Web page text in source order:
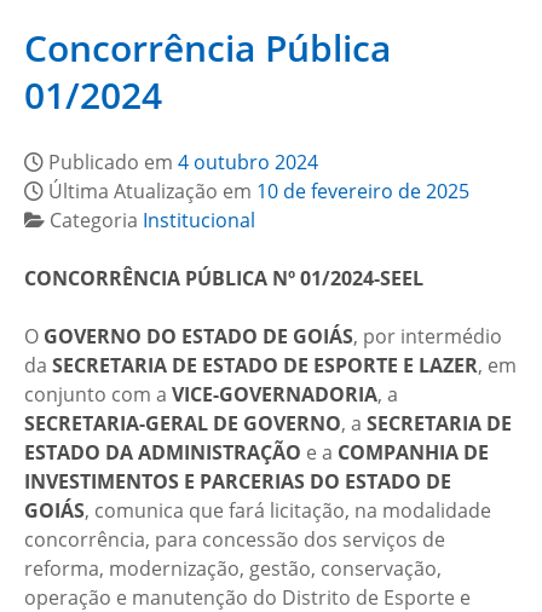
Concorrência Pública
01/2024
Publicado em 4 outubro 2024
Última Atualização em 10 de fevereiro de 2025
Categoria Institucional
CONCORRÊNCIA PÚBLICA Nº 01/2024-SEEL
O GOVERNO DO ESTADO DE GOIÁS, por intermédio
da SECRETARIA DE ESTADO DE ESPORTE E LAZER, em
conjunto com a VICE-GOVERNADORIA, a
SECRETARIA-GERAL DE GOVERNO, a SECRETARIA DE
ESTADO DA ADMINISTRAÇÃO e a COMPANHIA DE
INVESTIMENTOS E PARCERIAS DO ESTADO DE
GOIÁS, comunica que fará licitação, na modalidade
concorrência, para concessão dos serviços de
reforma, modernização, gestão, conservação,
operação e manutenção do Distrito de Esporte e